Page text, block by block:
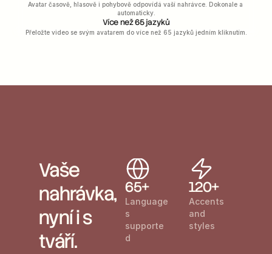
Avatar časově, hlasově i pohybově odpovídá vaší nahrávce. Dokonale a
automaticky.
Více než 65 jazyků
Přeložte video se svým avatarem do více než 65 jazyků jedním kliknutím.
Vaše
nahrávka,
nyní i s
tváří.
65+
Language
s
supporte
d
120+
Accents
and
styles